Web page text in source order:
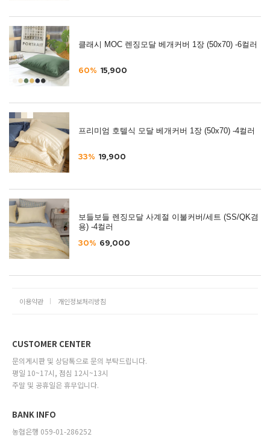
클래시 MOC 렌징모달 베개커버 1장 (50x70) -6컬러
60% 15,900
프리미엄 호텔식 모달 베개커버 1장 (50x70) -4컬러
33% 19,900
보들보들 렌징모달 사계절 이불커버/세트 (SS/QK겸
용) -4컬러
30% 69,000
이용약관 개인정보처리방침
CUSTOMER CENTER
문의게시판 및 상담톡으로 문의 부탁드립니다.
평일 10~17시, 점심 12시~13시
주말 및 공휴일은 휴무입니다.
BANK INFO
농협은행 059-01-286252